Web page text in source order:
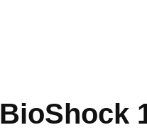
BioShock